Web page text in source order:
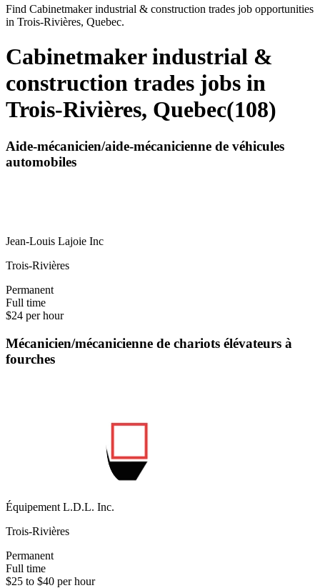
Find Cabinetmaker industrial & construction trades job opportunities
in Trois-Rivières, Quebec.
Cabinetmaker industrial &
construction trades jobs in
Trois-Rivières, Quebec(108)
Aide-mécanicien/aide-mécanicienne de véhicules
automobiles
Jean-Louis Lajoie Inc
Trois-Rivières
Permanent
Full time
$24 per hour
Mécanicien/mécanicienne de chariots élévateurs à
fourches
Équipement L.D.L. Inc.
Trois-Rivières
Permanent
Full time
$25 to $40 per hour